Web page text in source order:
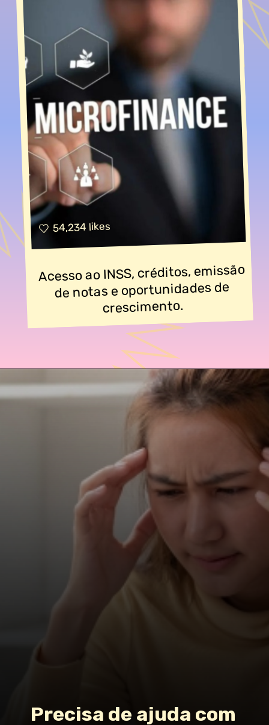
Acesso ao INSS, créditos, emissão
de notas e oportunidades de
crescimento.
54,234 likes
Precisa de ajuda com